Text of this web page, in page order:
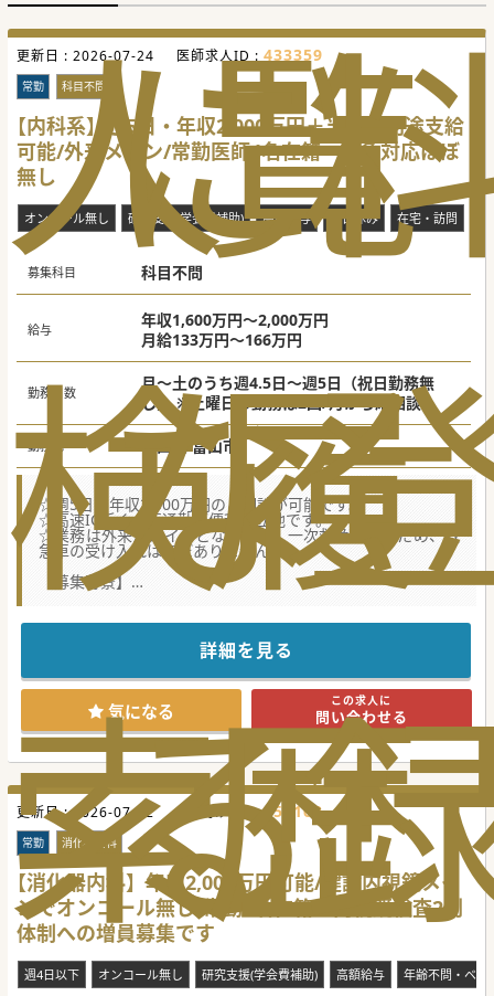
人
検
索
に
な
る
覧
履
歴
更新日 : 2026-07-24 医師求人ID : 433359
常勤 科目不問
【内科系】週5日・年収2,000万円＋当直代別途支給
可能/外来メイン/常勤医師4名在籍・救急対応ほぼ
無し
オンコール無し 研究支援(学会費補助) 高額給与 土日休み 在宅・訪問
募集科目 科目不問
給与
年収1,600万円～2,000万円
月給133万円～166万円
勤務日数
月～土のうち週4.5日～週5日（祝日勤務無
し） ※土曜日の勤務は2回/月から応相談
勤務地 富山県 富山市
☆週5日・年収2,000万円のご相談が可能です。
☆高速IC近く、車通勤が便利な立地です。
☆業務は外来がメインとなります。一次救急病院のため、救
急車の受け入れはほぼありません
【募集背景】
■現在、常勤医師4名、非常勤医師が複数名在籍しておりま
す。
■総合内科外来の診療となりますため、ご専門の領域を活か
しながら総合的な診療をお願いできる先生を求めておりま
す。
■将来的に訪問診療の拡大も想定しておりますため、ご経験
は不問ですが、訪問診療に前向きな先生を歓迎しておりま
【業務内容】
■外来メインの業務をお願いしたいため、総合内科外来の枠
で6～8コマご担当いただきたいと考えております。
■病棟管理は地域包括ケア病棟がメインとなり、常勤で分担
しておりますので、10～15名ほどの受け持ちをお願いいたし
ます。
■当直は週1回を基本にお願いしております。救急車の受け
入れはほぼなく、病棟呼び出しが基本となり穏やかです。
【医療機関情報】
■法人として富山県を中心に北信越に1つの病院と7つの診療
所を運営しております。病院は2021年新築移転しました。
■地域包括ケアを推進しており、法人として訪問診療も積極
■高速ICから近い立地のため、通勤便利な立地です。赴任手
当や住宅手当の相談も可能ですので、県外からの転居も歓迎
詳細を見る
気になる この求人に
問い合わせる
更新日 :2026-07-22 医師求人ID :455162
常勤 消化器内科
【消化器内科】年収2,000万円可能/健診内視鏡メイ
ンでオンコール無し/常勤4名在籍・内視鏡検査2列
体制への増員募集です
週4日以下 オンコール無し 研究支援(学会費補助) 高額給与 年齢不問・ベテ